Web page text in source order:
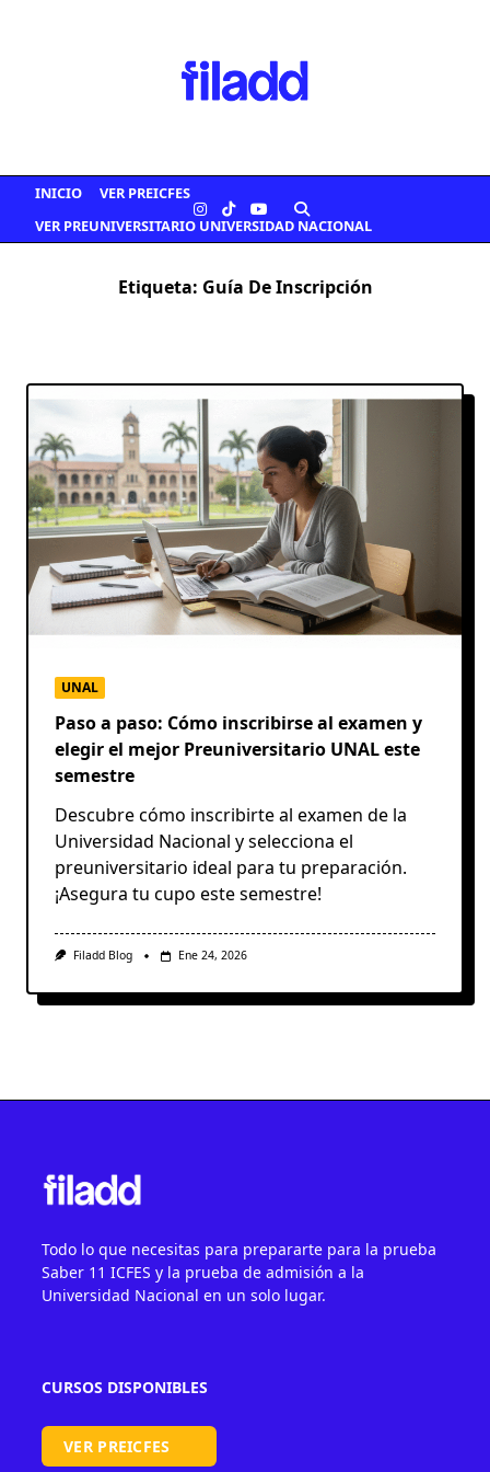
INICIO
VER PREICFES
VER PREUNIVERSITARIO UNIVERSIDAD NACIONAL
Etiqueta: Guía De Inscripción
UNAL
Paso a paso: Cómo inscribirse al examen y
elegir el mejor Preuniversitario UNAL este
semestre
Descubre cómo inscribirte al examen de la
Universidad Nacional y selecciona el
preuniversitario ideal para tu preparación.
¡Asegura tu cupo este semestre!
Filadd Blog Ene 24, 2026
Todo lo que necesitas para prepararte para la prueba
Saber 11 ICFES y la prueba de admisión a la
Universidad Nacional en un solo lugar.
CURSOS DISPONIBLES
VER PREICFES